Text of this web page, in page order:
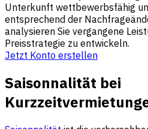
Unterkunft wettbewerbsfähig
entsprechend der
analysieren Sie vergangene
Preisstrategie zu entwickeln.
Jetzt Konto erstellen
Saisonnalität bei